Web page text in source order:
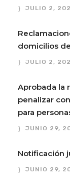
JULIO 2,
domicilios
JULIO 2,
Aprobada la
penalizar
para
JUNIO 29,
Notificación
JUNIO 29,